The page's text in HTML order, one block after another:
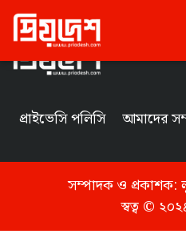
Tag
প্রাইভেসি পলিসি আমাদের
সম্পাদক ও প্রকাশক:
স্বত্ব ©